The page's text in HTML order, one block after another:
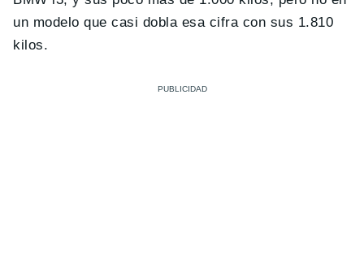
un modelo que casi dobla esa cifra con sus 1.810
kilos.